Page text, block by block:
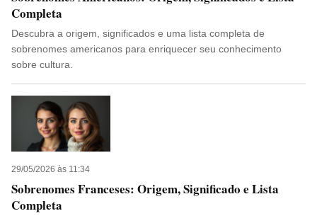
Completa
Descubra a origem, significados e uma lista completa de
sobrenomes americanos para enriquecer seu conhecimento
sobre cultura.
29/05/2026 às 11:34
Sobrenomes Franceses: Origem, Significado e Lista
Completa